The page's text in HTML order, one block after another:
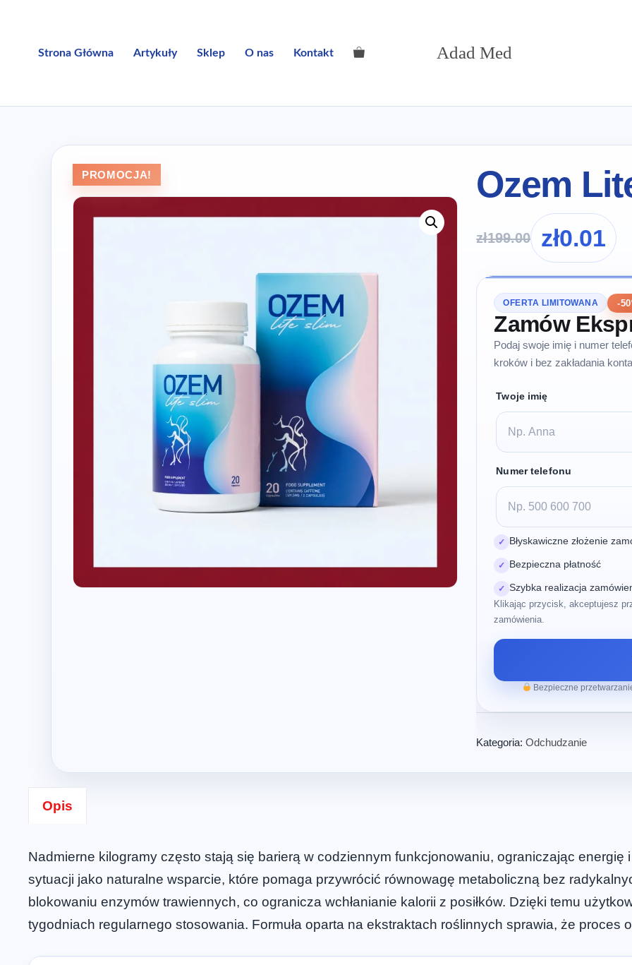
Adad Med
Strona Główna Artykuły Sklep O nas Kontakt
PROMOCJA! Ozem
zł199.00 zł0.01
OFERTA LIMITOWANA -
Zamów
Podaj swoje imię i numer
kroków i bez zakładania
Twoje imię
Numer telefonu
✓ Błyskawiczne złożenie
✓ Bezpieczna płatność
✓ Szybka realizacja
Klikając przycisk, akceptujesz
zamówienia.
Bezpieczne
Kategoria:Odchudzanie
Opis
Nadmierne kilogramy często stają się barierą w codziennym funkcjonowaniu, ograniczając energię
sytuacji jako naturalne wsparcie, które pomaga przywrócić równowagę metaboliczną bez
blokowaniu enzymów trawiennych, co ogranicza wchłanianie kalorii z posiłków. Dzięki temu
tygodniach regularnego stosowania. Formuła oparta na ekstraktach roślinnych sprawia, że proces